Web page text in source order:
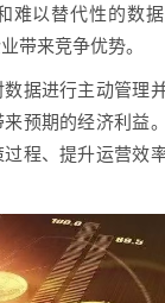
难以替代性的数
带来竞争优势。
据进行主动管理
预期的经济利益
程、提升运营效